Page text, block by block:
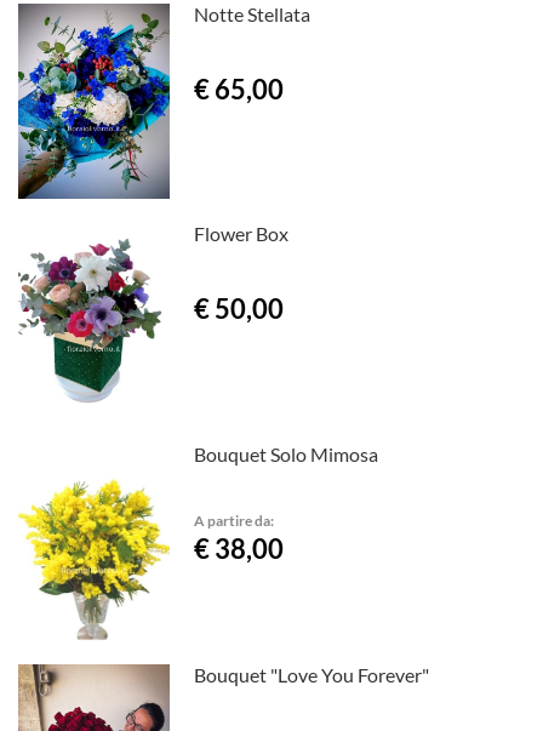
Notte Stellata
€ 65,00
Flower Box
€ 50,00
Bouquet Solo Mimosa
A partire da:
€ 38,00
Bouquet "Love You Forever"